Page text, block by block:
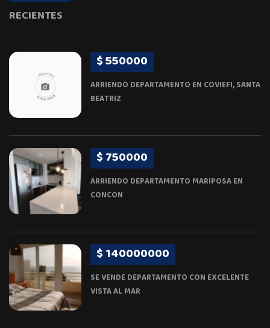
RECIENTES
$ 550000
ARRIENDO DEPARTAMENTO EN COVIEFI, SANTA
BEATRIZ
$ 750000
ARRIENDO DEPARTAMENTO MARIPOSA EN
CONCON
$ 140000000
SE VENDE DEPARTAMENTO CON EXCELENTE
VISTA AL MAR